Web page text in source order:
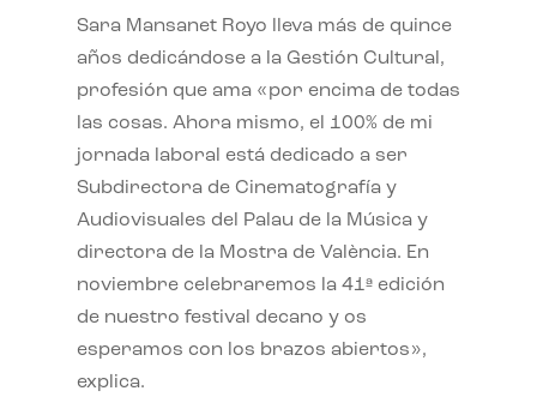
Sara Mansanet Royo lleva más de quince
años dedicándose a la Gestión Cultural,
profesión que ama «por encima de todas
las cosas. Ahora mismo, el 100% de mi
jornada laboral está dedicado a ser
Subdirectora de Cinematografía y
Audiovisuales del Palau de la Música y
directora de la Mostra de València. En
noviembre celebraremos la 41ª edición
de nuestro festival decano y os
esperamos con los brazos abiertos»,
explica.